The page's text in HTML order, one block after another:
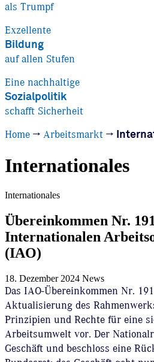
als Trumpf
Exzellente
Bildung
auf allen Stufen
Eine nachhaltige
Sozialpolitik
schafft Sicherheit
Home → Arbeitsmarkt →
Internationales
Internationales
Übereinkommen Nr.
Internationalen
(IAO)
18. Dezember 2024 News
Das IAO-Übereinkommen Nr.
Aktualisierung des
Prinzipien und Rechte für eine
Arbeitsumwelt vor. Der
Geschäft und beschloss eine